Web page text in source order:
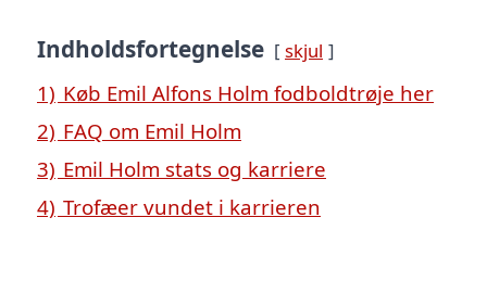
Indholdsfortegnelse skjul
1) Køb Emil Alfons Holm fodboldtrøje her
2) FAQ om Emil Holm
3) Emil Holm stats og karriere
4) Trofæer vundet i karrieren